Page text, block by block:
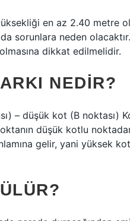
en az 2.40 metre
sorunlara neden olacaktır.
dikkat edilmelidir.
NEDIR?
– düşük kot (B noktası)
düşük kotlu
gelir, yani yüksek